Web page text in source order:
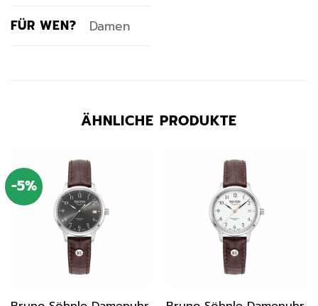
FÜR WEN? Damen
ÄHNLICHE PRODUKTE
-5%